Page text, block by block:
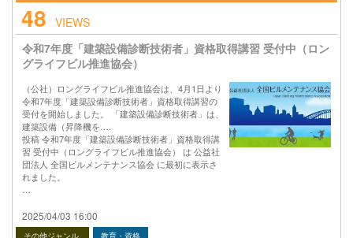
48 VIEWS
令和7年度「建築設備診断技術者」資格取得講習 受付中（ロン
グライフビル推進協会）
（公社）ロングライフビル推進協会は、4月1日より
令和7年度「建築設備診断技術者」資格取得講習の
受付を開始しました。 「建築設備診断技術者」は、
建築設備（昇降機を….
投稿 令和7年度「建築設備診断技術者」資格取得講
習 受付中（ロングライフビル推進協会） は 公益社
団法人 全国ビルメンテナンス協会 に最初に表示さ
れました。
2025/04/03 16:00
その他ジャンル 教育・資格